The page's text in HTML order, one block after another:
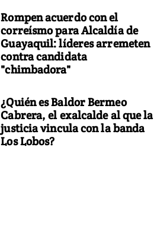
Rompen acuerdo con el
correísmo para Alcaldía de
Guayaquil: líderes arremeten
contra candidata
"chimbadora"
¿Quién es Baldor Bermeo
Cabrera, el exalcalde al que la
justicia vincula con la banda
Los Lobos?